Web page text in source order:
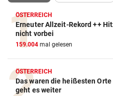
ÖSTERREICH
Erneuter Allzeit-Rekord ++
nicht vorbei
159.004 mal gelesen
ÖSTERREICH
Das waren die heißesten Orte
geht es weiter